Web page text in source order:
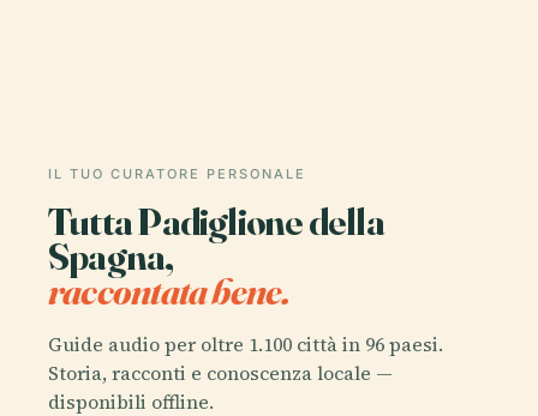
IL TUO CURATORE PERSONALE
Tutta Padiglione della
Spagna,
raccontata bene.
Guide audio per oltre 1.100 città in 96 paesi.
Storia, racconti e conoscenza locale —
disponibili offline.